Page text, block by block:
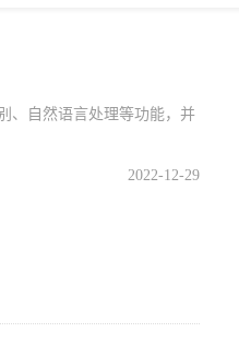
、自然语言处理等功能，并
2022-12-29